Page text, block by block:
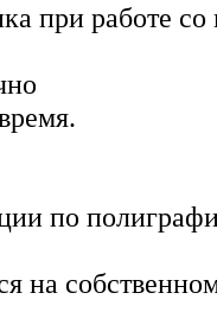
при работе
по
на